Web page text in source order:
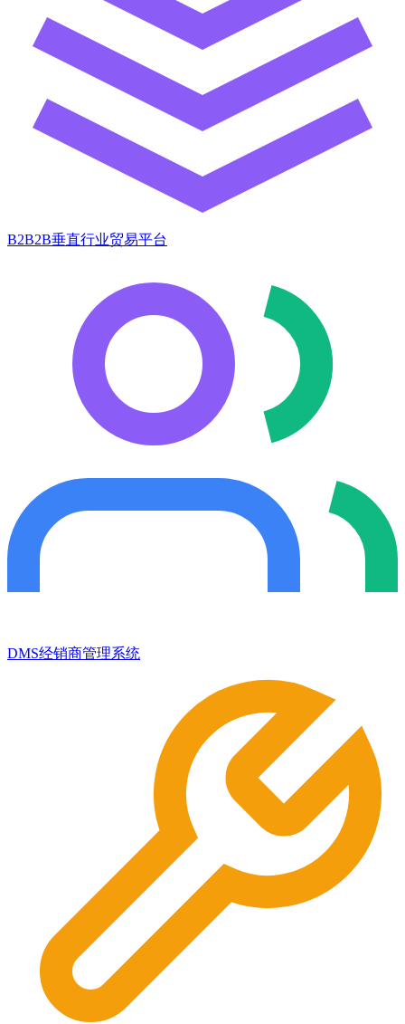
B2B2B垂直行业贸易平台
DMS经销商管理系统